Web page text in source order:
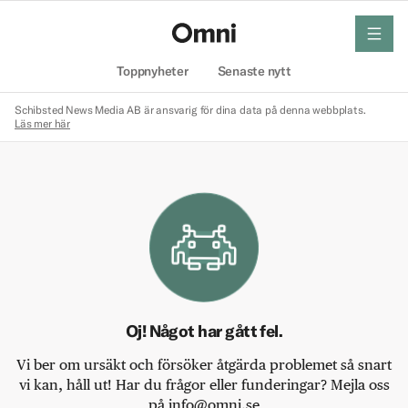
Toppnyheter Senaste nytt
meny
Schibsted News Media AB är ansvarig för dina data på denna webbplats.
Läs mer här
Oj! Något har gått fel.
Vi ber om ursäkt och försöker åtgärda problemet så snart
vi kan, håll ut! Har du frågor eller funderingar? Mejla oss